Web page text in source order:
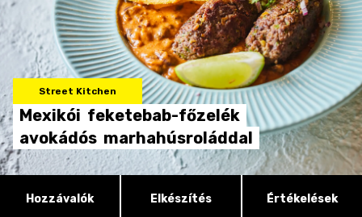
Street Kitchen
Mexikói feketebab-főzelék
avokádós marhahúsroláddal
Hozzávalók Elkészítés Értékelések